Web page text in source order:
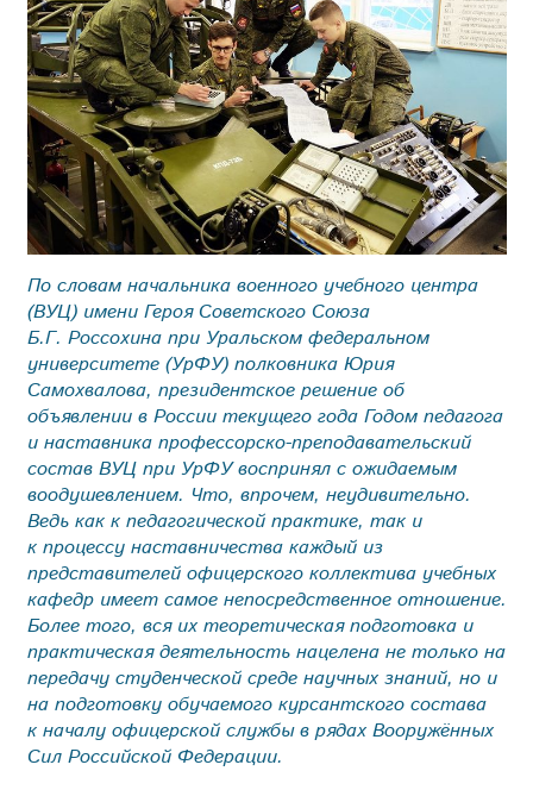
По словам начальника военного учебного центра
(ВУЦ) имени Героя Советского Союза
Б.Г. Россохина при Уральском федеральном
университете (УрФУ) полковника Юрия
Самохвалова, президентское решение об
объявлении в России текущего года Годом педагога
и наставника профессорско-преподавательский
состав ВУЦ при УрФУ воспринял с ожидаемым
воодушевлением. Что, впрочем, неудивительно.
Ведь как к педагогической практике, так и
к процессу наставничества каждый из
представителей офицерского коллектива учебных
кафедр имеет самое непосредственное отношение.
Более того, вся их теоретическая подготовка и
практическая деятельность нацелена не только на
передачу студенческой среде научных знаний, но и
на подготовку обучаемого курсантского состава
к началу офицерской службы в рядах Вооружённых
Сил Российской Федерации.